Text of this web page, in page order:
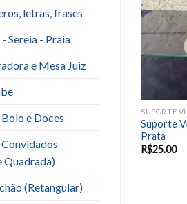
letras, frases
Sereia - Praia
e Mesa Juiz
e Doces
Quadrada)
(Retangular)
SUPORTE
Suporte
Prata
R$25.00
Suporte Vidro Oitavado
R$25.00